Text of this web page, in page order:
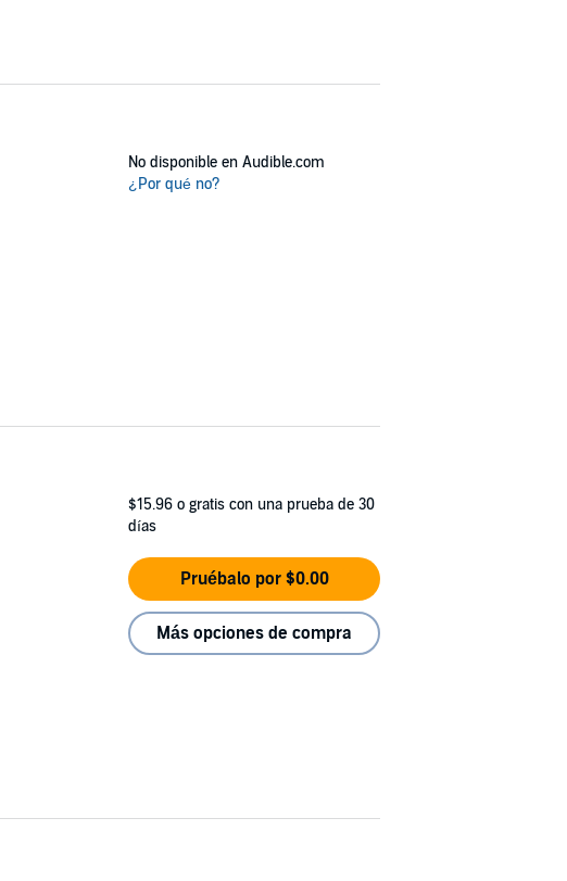
No disponible en Audible.com
¿Por qué no?
$15.96 o gratis con una prueba de 30
días
Pruébalo por $0.00
Más opciones de compra